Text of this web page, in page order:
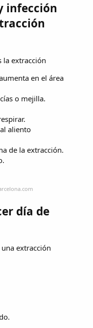
infección
la extracción
en el área
o mejilla.
aliento
de la extracción.
día de
extracción